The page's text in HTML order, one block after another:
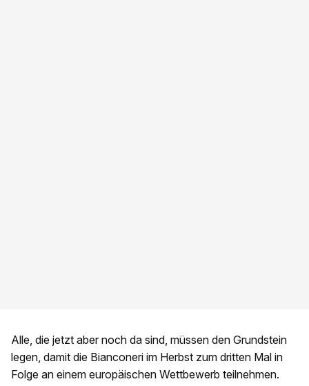
Alle, die jetzt aber noch da sind, müssen den Grundstein
legen, damit die Bianconeri im Herbst zum dritten Mal in
Folge an einem europäischen Wettbewerb teilnehmen.